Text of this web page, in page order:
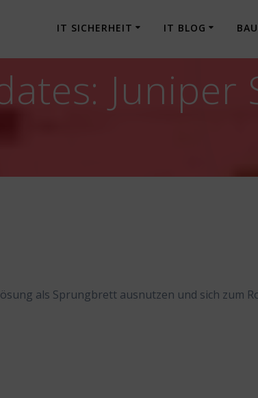
IT SICHERHEIT IT BLOG
Juniper
als Sprungbrett ausnutzen und sich zum